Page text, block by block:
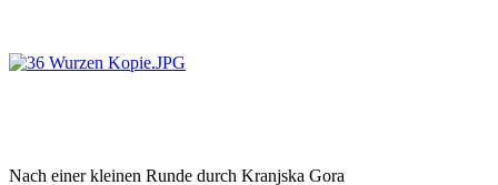
Nach einer kleinen Runde durch Kranjska Gora